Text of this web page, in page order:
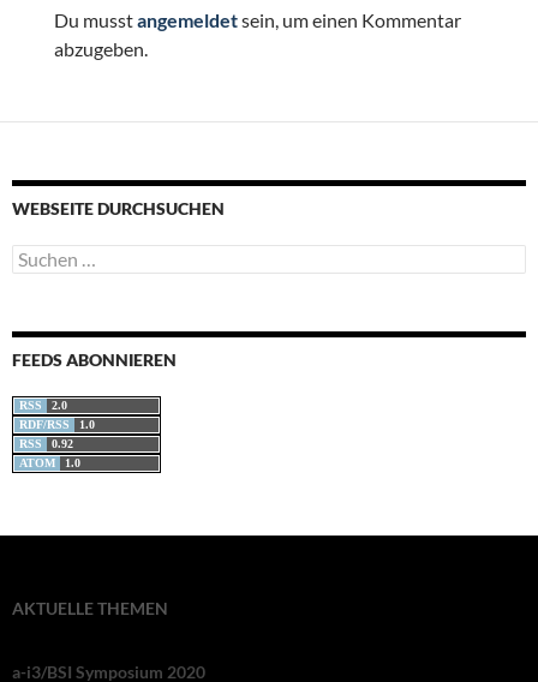
Du musstangemeldetsein, um einen Kommentar
abzugeben.
WEBSEITE DURCHSUCHEN
Suchen
nach:
FEEDS ABONNIEREN
RSS
2.0
RDF/RSS
1.0
RSS
0.92
ATOM
1.0
AKTUELLE THEMEN
a-i3/BSI Symposium 2020